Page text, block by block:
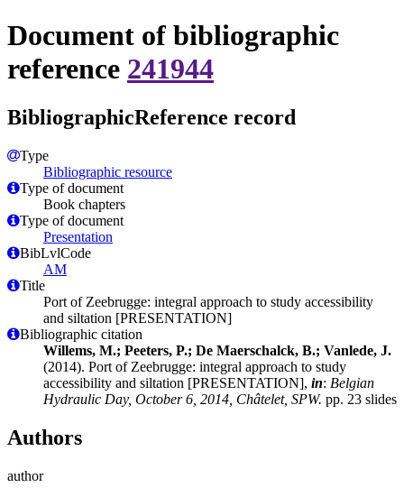
Document of bibliographic
reference 241944
BibliographicReference record
Type
Bibliographic resource
Type of document
Book chapters
Type of document
Presentation
BibLvlCode
AM
Title
Port of Zeebrugge: integral approach to study accessibility
and siltation [PRESENTATION]
Bibliographic citation
Willems, M.; Peeters, P.; De Maerschalck, B.; Vanlede, J.
(2014). Port of Zeebrugge: integral approach to study
accessibility and siltation [PRESENTATION], in: Belgian
Hydraulic Day, October 6, 2014, Châtelet, SPW. pp. 23 slides
Authors
author